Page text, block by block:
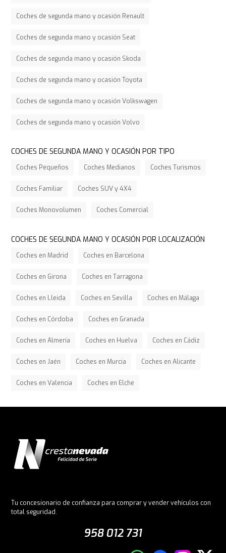
Coches de segunda mano y ocasión Renault
Coches de segunda mano y ocasión Seat
Coches de segunda mano y ocasión Skoda
Coches de segunda mano y ocasión Toyota
Coches de segunda mano y ocasión Volkswagen
Coches de segunda mano y ocasión Volvo
COCHES DE SEGUNDA MANO Y OCASIÓN POR TIPO
Coches Pequeños Coches Medianos Coches Turismos
Coches Familiar Coches SUV y 4X4
Coches Monovolumen Coches Comercial
COCHES DE SEGUNDA MANO Y OCASIÓN POR LOCALIZACIÓN
Coches en Madrid Coches en Barcelona
Coches en Girona Coches en Tarragona
Coches en Lleida Coches en Sevilla Coches en Málaga
Coches en Córdoba Coches en Granada
Coches en Almería Coches en Huelva Coches en Cádiz
Coches en Jaén Coches en Murcia Coches en Alicante
Coches en Valencia Coches en Elche
Tu concesionario de confianza para comprar y vender vehículos con
total seguridad.
958 012 731